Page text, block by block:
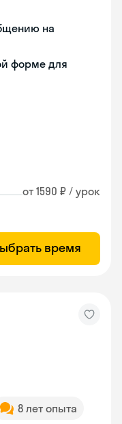
на
форме для
от 1590 ₽ / урок
время
8 лет опыта